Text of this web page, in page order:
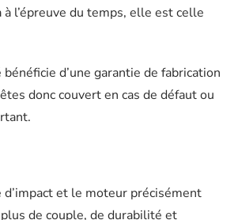
l’épreuve du temps, elle est celle
bénéficie d’une garantie de fabrication
donc couvert en cas de défaut ou
d’impact et le moteur précisément
de couple, de durabilité et